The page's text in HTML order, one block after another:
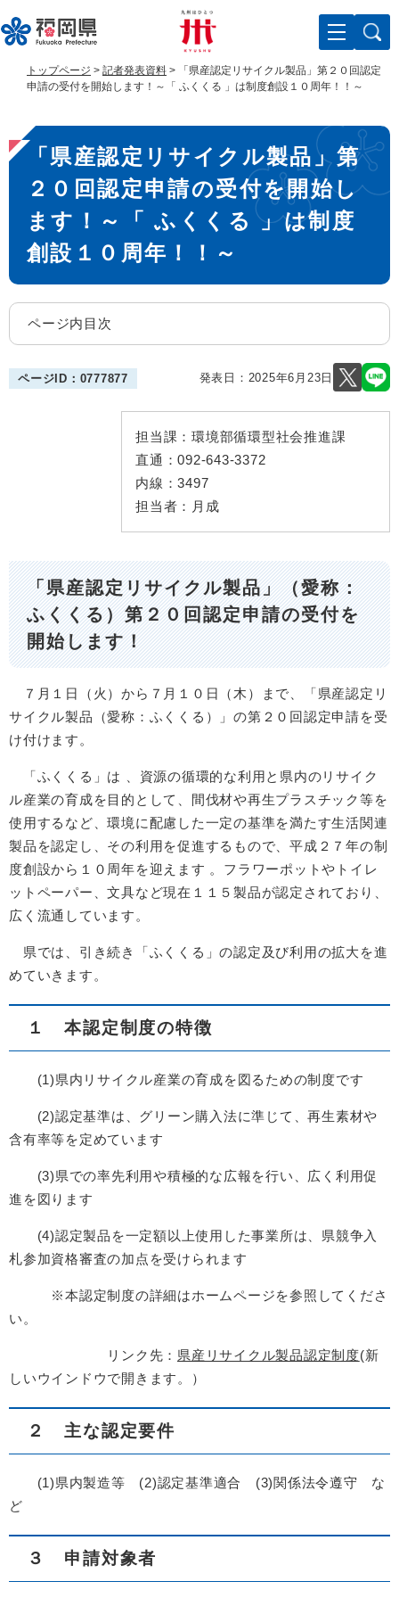
ー
ジ
す
。
ニ
ュ
し
て
トップページ > 記者発表資料 >
「県産認定リサイクル製品」第２０回認定
申請の受付を開始します！～「 ふくくる 」は制度創設１０周年！！～
本
文
「県産認定リサイクル製品」第
２０回認定申請の受付を開始し
ます！～「 ふくくる 」は制度
創設１０周年！！～
ページ内目次
ページID：0777877 発表日： 2025年6月23日
担当課： 環境部循環型社会推進課
直通：092-643-3372
内線：3497
担当者： 月成
「県産認定リサイクル製品」（愛称：
ふくくる）第２０回認定申請の受付を
開始します！
７月１日（火）から７月１０日（木）まで、「県産認定リ
サイクル製品（愛称：ふくくる）」の第２０回認定申請を受
け付けます。
「ふくくる」は 、資源の循環的な利用と県内のリサイク
ル産業の育成を目的として、間伐材や再生プラスチック等を
使用するなど、環境に配慮した一定の基準を満たす生活関連
製品を認定し、その利用を促進するもので、平成２７年の制
度創設から１０周年を迎えます 。フラワーポットやトイレ
ットペーパー、文具など現在１１５製品が認定されており、
広く流通しています。
県では、引き続き「ふくくる」の認定及び利用の拡大を進
めていきます。
１ 本認定制度の特徴
(1)県内リサイクル産業の育成を図るための制度です
(2)認定基準は、グリーン購入法に準じて、再生素材や
含有率等を定めています
(3)県での率先利用や積極的な広報を行い、広く利用促
進を図ります
(4)認定製品を一定額以上使用した事業所は、県競争入
札参加資格審査の加点を受けられます
※本認定制度の詳細はホームページを参照してくださ
い。
リンク先： 県産リサイクル製品認定制度(新
しいウインドウで開きます。）
２ 主な認定要件
(1)県内製造等 (2)認定基準適合 (3)関係法令遵守 な
ど
３ 申請対象者